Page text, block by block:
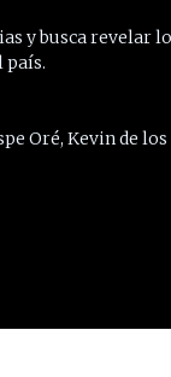
y busca revelar
país.
Oré, Kevin de los